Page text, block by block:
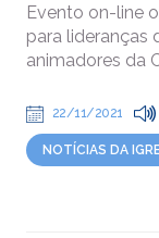
Evento on-line
para lideranças
animadores da
22/11/2021
NOTÍCIAS DA